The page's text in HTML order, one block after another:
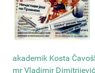
akademik Kosta
mr Vladimir Dimitrijević